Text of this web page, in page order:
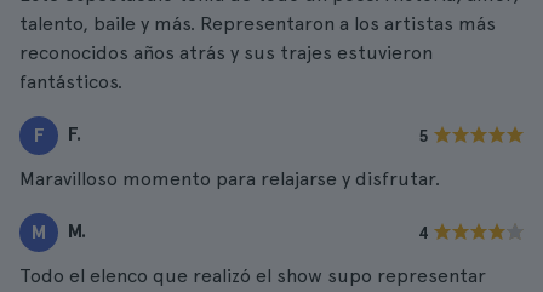
talento, baile y más. Representaron a los artistas más
reconocidos años atrás y sus trajes estuvieron
fantásticos.
F F. 5
Maravilloso momento para relajarse y disfrutar.
M M. 4
Todo el elenco que realizó el show supo representar